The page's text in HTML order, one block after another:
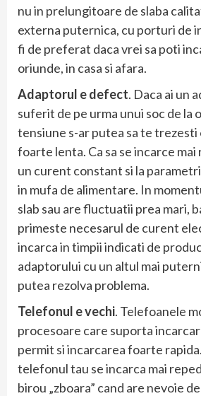
nu in prelungitoare de slaba
externa puternica, cu porturi de
fi de preferat daca vrei sa poti
oriunde, in casa si afara.
Adaptorul e defect. Daca ai un
suferit de pe urma unui soc de la
tensiune s-ar putea sa te trezesti
foarte lenta. Ca sa se incarce mai
un curent constant si la
in mufa de alimentare. In
slab sau are fluctuatii prea mari,
primeste necesarul de curent
incarca in timpii indicati de
adaptorului cu un altul mai
putea rezolva problema.
Telefonul e vechi. Telefoanele
procesoare care suporta
permit si incarcarea foarte
telefonul tau se incarca mai
birou „zboara” cand are nevoie